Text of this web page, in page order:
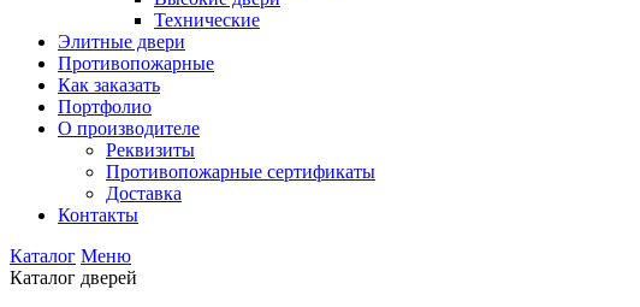
Технические
Элитные двери
Противопожарные
Как заказать
Портфолио
О производителе
Реквизиты
Противопожарные сертификаты
Доставка
Контакты
Каталог Меню
Каталог дверей